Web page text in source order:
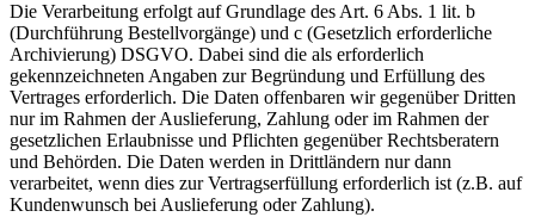
Die Verarbeitung erfolgt auf Grundlage des Art. 6 Abs. 1 lit. b
(Durchführung Bestellvorgänge) und c (Gesetzlich erforderliche
Archivierung) DSGVO. Dabei sind die als erforderlich
gekennzeichneten Angaben zur Begründung und Erfüllung des
Vertrages erforderlich. Die Daten offenbaren wir gegenüber Dritten
nur im Rahmen der Auslieferung, Zahlung oder im Rahmen der
gesetzlichen Erlaubnisse und Pflichten gegenüber Rechtsberatern
und Behörden. Die Daten werden in Drittländern nur dann
verarbeitet, wenn dies zur Vertragserfüllung erforderlich ist (z.B. auf
Kundenwunsch bei Auslieferung oder Zahlung).